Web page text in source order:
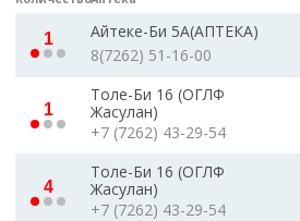
1
Айтеке-Би 5А(АПТЕКА)
8(7262) 51-16-00
1
Толе-Би 16 (ОГЛФ
Жасулан)
+7 (7262) 43-29-54
4
Толе-Би 16 (ОГЛФ
Жасулан)
+7 (7262) 43-29-54